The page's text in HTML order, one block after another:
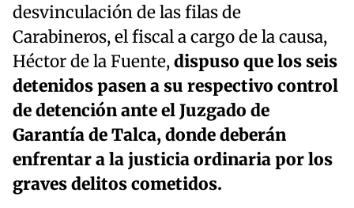
desvinculación de las filas de
Carabineros, el fiscal a cargo de la causa,
Héctor de la Fuente,dispuso que los seis
detenidos pasen a su respectivo control
de detención ante el Juzgado de
Garantía de Talca, donde deberán
enfrentar a la justicia ordinaria por los
graves delitos cometidos.